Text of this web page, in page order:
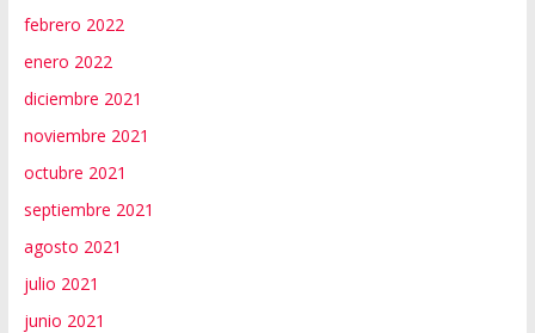
febrero 2022
enero 2022
diciembre 2021
noviembre 2021
octubre 2021
septiembre 2021
agosto 2021
julio 2021
junio 2021